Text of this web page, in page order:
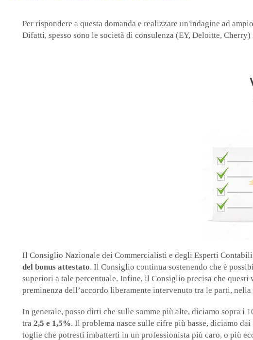
Per rispondere a questa domanda e realizzare un'indagine ad
Difatti, spesso sono le società di consulenza (EY, Deloitte,
Il Consiglio Nazionale dei Commercialisti e degli Esperti
del bonus attestato. Il Consiglio continua sostenendo che è
superiori a tale percentuale. Infine, il Consiglio precisa che
preminenza dell’accordo liberamente intervenuto tra le parti,
In generale, posso dirti che sulle somme più alte, diciamo sopra i
tra 2,5 e 1,5%. Il problema nasce sulle cifre più basse, diciamo
toglie che potresti imbatterti in un professionista più caro, o più